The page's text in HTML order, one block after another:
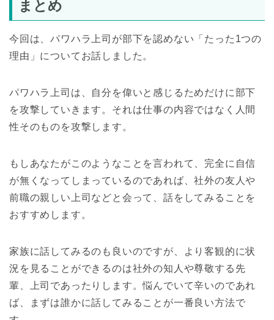
まとめ
今回は、パワハラ上司が部下を認めない「たった1つの
理由」についてお話しました。
パワハラ上司は、自分を偉いと感じるためだけに部下
を攻撃していきます。それは仕事の内容ではなく人間
性そのものを攻撃します。
もしあなたがこのようなことを言われて、完全に自信
が無くなってしまっているのであれば、社外の友人や
前職の親しい上司などと会って、話をしてみることを
おすすめします。
家族に話してみるのも良いのですが、より客観的に状
況を見ることができるのは社外の知人や尊敬する先
輩、上司であったりします。悩んでいて辛いのであれ
ば、まずは誰かに話してみることが一番良い方法で